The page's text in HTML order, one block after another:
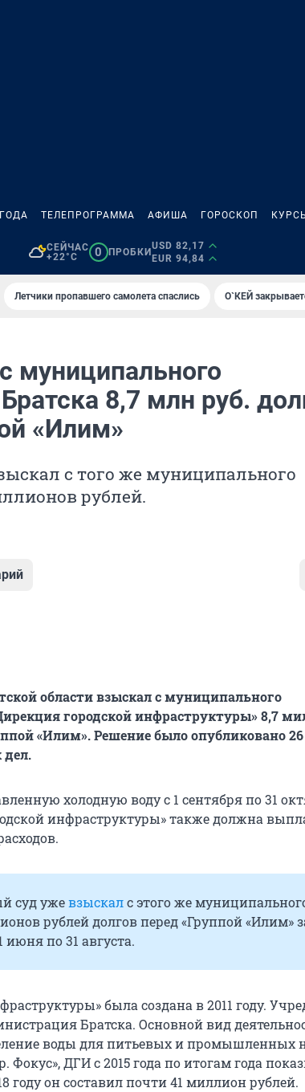
ТЕЛЕПРОГРАММА АФИША ГОРОСКОП
СЕЙЧАС
+22°C
0 ПРОБКИ
USD 82,17
EUR 94,84
Летчики пропавшего самолета спаслись О`КЕЙ
муниципального
8,7 млн руб.
«Илим»
с того же муниципального
рублей.
области взыскал с муниципального
городской инфраструктуры» 8,7
«Илим». Решение было опубликовано
дел.
холодную воду с 1 сентября по 31
инфраструктуры» также должна
суд ужевзыскалс этого же
рублей долгов перед «Группой «Илим»
июня по 31 августа.
была создана в 2011 году.
Братска. Основной вид
воды для питьевых и промышленных
ДГИ с 2015 года по итогам года
году он составил почти 41 миллион рублей.